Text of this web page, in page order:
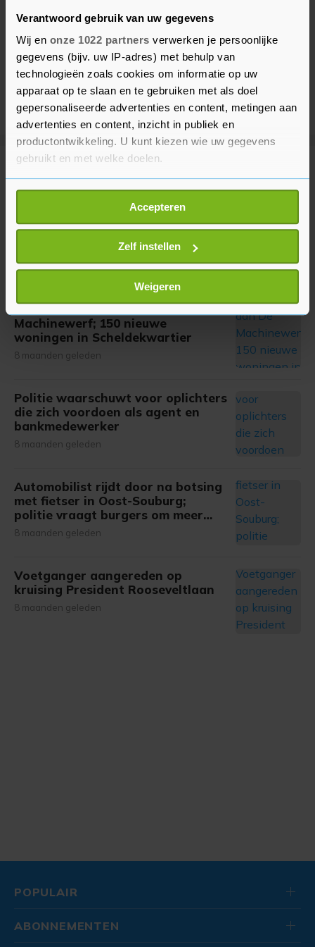
Verantwoord gebruik van uw gegevens
Wij en onze 1022 partners verwerken je persoonlijke
gegevens (bijv. uw IP-adres) met behulp van
technologieën zoals cookies om informatie op uw
apparaat op te slaan en te gebruiken met als doel
gepersonaliseerde advertenties en content, metingen aan
advertenties en content, inzicht in publiek en
productontwikkeling. U kunt kiezen wie uw gegevens
gebruikt en met welke doelen.
Als u het toestaat, willen we ook graag:
Informatie verzamelen over uw geografische
locatie, die tot een paar meter nauwkeurig kan zijn
Uw apparaat identificeren door het actief te
scannen op specifieke eigenschappen (fingerprinting)
Lees meer over hoe uw persoonlijke gegevens worden
verwerkt en stel uw voorkeuren in het
U kunt uw toestemming op elk moment wijzigen of
intrekken in de Cookieverklaring.
Met cookies werkt onze website beter en wordt jouw
onze cookiepagina kun je ons cookiebeleid bekijken en je
gemaakte keuze altijd wijzigen of intrekken.
Accepteren
Zelf instellen
Weigeren
Meer uit Vlissingen
Caravan volledig uitgebrand op
Commandoweg in Vlissingen
Samenwerken aan De
Machinewerf; 150 nieuwe
woningen in Scheldekwartier
8 maanden geleden
Politie waarschuwt voor oplichters
die zich voordoen als agent en
bankmedewerker
8 maanden geleden
Automobilist rijdt door na botsing
met fietser in Oost-Souburg;
politie vraagt burgers om meer
informatie
8 maanden geleden
Voetganger aangereden op
kruising President Rooseveltlaan
8 maanden geleden
POPULAIR
ABONNEMENTEN